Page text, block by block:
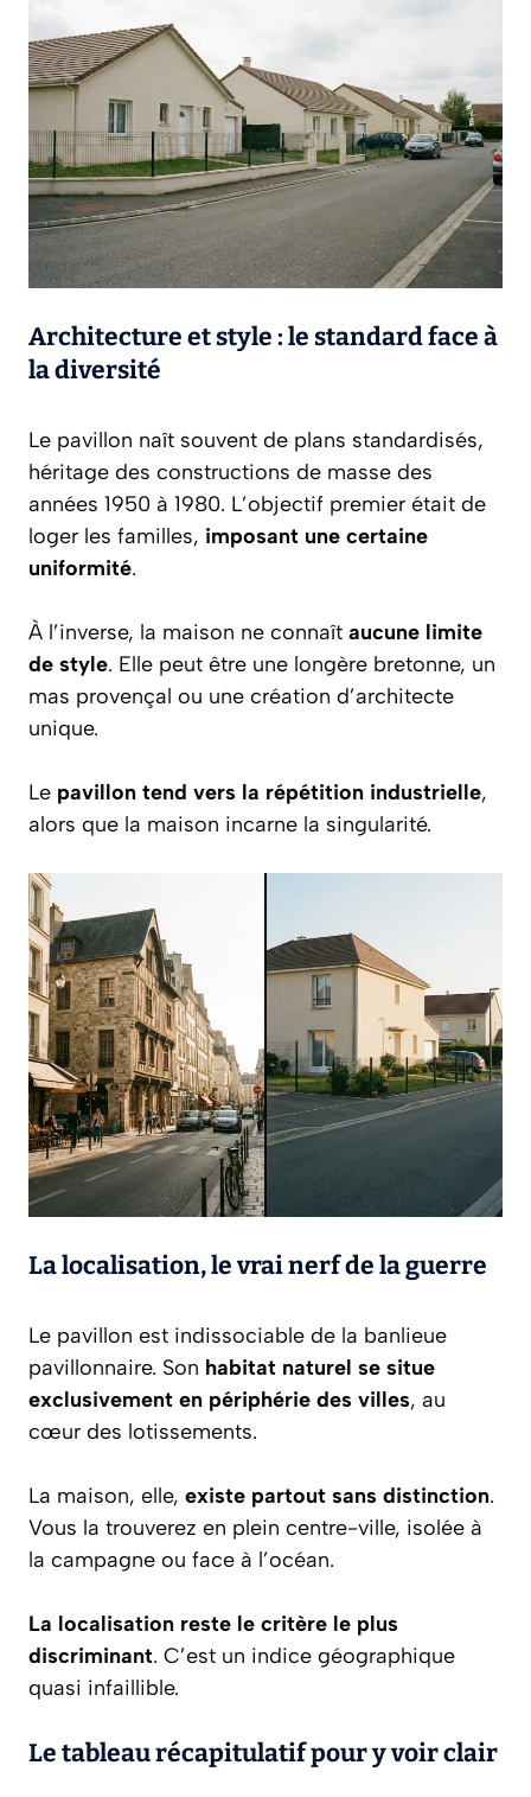
Architecture et style : le standard face à
la diversité
Le pavillon naît souvent de plans standardisés,
héritage des constructions de masse des
années 1950 à 1980. L’objectif premier était de
loger les familles, imposant une certaine
uniformité.
À l’inverse, la maison ne connaît aucune limite
de style. Elle peut être une longère bretonne, un
mas provençal ou une création d’architecte
unique.
Le pavillon tend vers la répétition industrielle,
alors que la maison incarne la singularité.
La localisation, le vrai nerf de la guerre
Le pavillon est indissociable de la banlieue
pavillonnaire. Son habitat naturel se situe
exclusivement en périphérie des villes, au
cœur des lotissements.
La maison, elle, existe partout sans distinction.
Vous la trouverez en plein centre-ville, isolée à
la campagne ou face à l’océan.
La localisation reste le critère le plus
discriminant. C’est un indice géographique
quasi infaillible.
Le tableau récapitulatif pour y voir clair